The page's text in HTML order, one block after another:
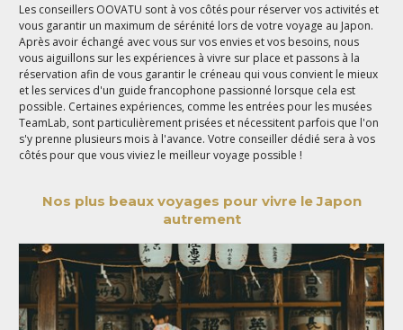
Les conseillers OOVATU sont à vos côtés pour réserver vos activités et
vous garantir un maximum de sérénité lors de votre voyage au Japon.
Après avoir échangé avec vous sur vos envies et vos besoins, nous
vous aiguillons sur les expériences à vivre sur place et passons à la
réservation afin de vous garantir le créneau qui vous convient le mieux
et les services d'un guide francophone passionné lorsque cela est
possible. Certaines expériences, comme les entrées pour les musées
TeamLab, sont particulièrement prisées et nécessitent parfois que l'on
s'y prenne plusieurs mois à l'avance. Votre conseiller dédié sera à vos
côtés pour que vous viviez le meilleur voyage possible !
Nos plus beaux voyages pour vivre le Japon
autrement